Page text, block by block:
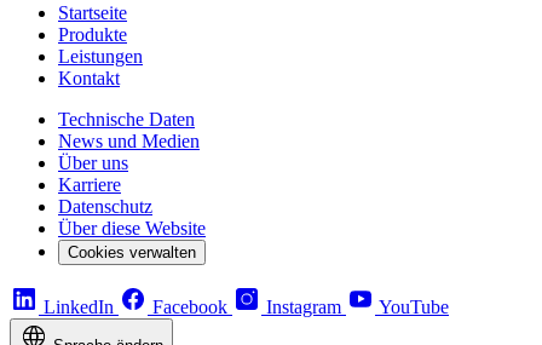
Startseite
Produkte
Leistungen
Kontakt
Technische Daten
News und Medien
Über uns
Karriere
Datenschutz
Über diese Website
Cookies verwalten
LinkedIn Facebook Instagram YouTube